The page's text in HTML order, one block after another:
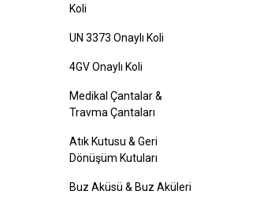
Koli
UN 3373 Onaylı Koli
4GV Onaylı Koli
Medikal Çantalar &
Travma Çantaları
Atık Kutusu & Geri
Dönüşüm Kutuları
Buz Aküsü & Buz Aküleri